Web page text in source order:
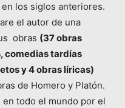
los siglos anteriores.
el autor de una
obras (37 obras
comedias tardías
y 4 obras líricas)
de Homero y Platón.
todo el mundo por el